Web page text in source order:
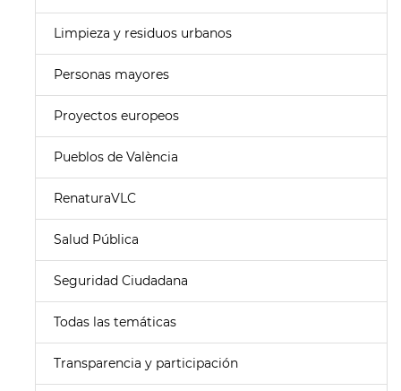
Limpieza y residuos urbanos
Personas mayores
Proyectos europeos
Pueblos de València
RenaturaVLC
Salud Pública
Seguridad Ciudadana
Todas las temáticas
Transparencia y participación